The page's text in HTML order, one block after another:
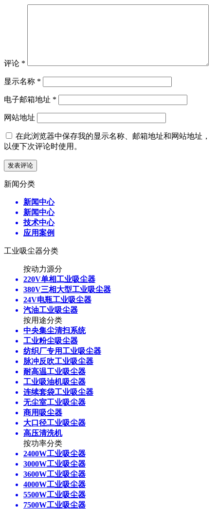
评论 *
显示名称 *
电子邮箱地址 *
网站地址
在此浏览器中保存我的显示名称、邮箱地址和网站地址，
以便下次评论时使用。
新闻分类
新闻中心
新闻中心
技术中心
应用案例
工业吸尘器分类
按动力源分
220V单相工业吸尘器
380V三相大型工业吸尘器
24V电瓶工业吸尘器
汽油工业吸尘器
按用途分类
中央集尘清扫系统
工业粉尘吸尘器
纺织厂专用工业吸尘器
脉冲反吹工业吸尘器
耐高温工业吸尘器
工业吸油机吸尘器
连续套袋工业吸尘器
无尘室工业吸尘器
商用吸尘器
大口径工业吸尘器
高压清洗机
按功率分类
2400W工业吸尘器
3000W工业吸尘器
3600W工业吸尘器
4000W工业吸尘器
5500W工业吸尘器
7500W工业吸尘器